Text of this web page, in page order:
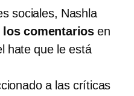
sociales, Nashla
los comentariosen
hate que le está
a las críticas